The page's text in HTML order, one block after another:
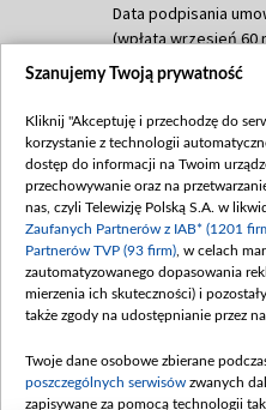
Data podpisania
(wpłata wrzesień 60
Dofinansowanie 635
(wpłata wrzesień
mln, listopad 265 mln)
Dofinansowanie 48
Data podpisania
(wpłata grudzień
Dofinansowanie 900
Data podpisania
kwiecień 180 mln, 7
czerwca 90 mln)
Szanujemy Twoją prywatność
Kliknij "Akceptuję i przechodzę do
korzystanie z technologii
dostęp do informacji na Twoim
przechowywanie oraz na
nas, czyli Telewizję Polską S.A. w
Zaufanych Partnerów z IAB* (1201
Partnerów TVP (93 firm) , w celach
zautomatyzowanego dopasowania
mierzenia ich skuteczności) i
także zgody na udostępnianie przez
Twoje dane osobowe zbierane
poszczególnych serwisów zwanych
zapisywane za pomocą technologii